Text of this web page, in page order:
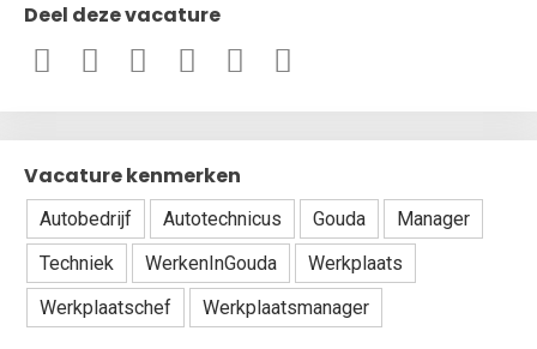
Deel deze vacature
Vacature kenmerken
Autobedrijf Autotechnicus Gouda
Manager
Techniek
WerkenInGouda
Werkplaats
Werkplaatschef
Werkplaatsmanager